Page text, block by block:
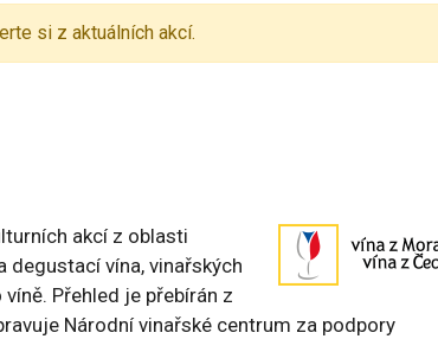
si z aktuálních akcí.
akcí z oblasti
degustací vína, vinařských
Přehled je přebírán z
Národní vinařské centrum za podpory